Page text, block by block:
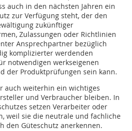
auch in den nächsten Jahren ein
zur Verfügung steht, der den
zukünftiger
Zulassungen oder Richtlinien
Ansprechpartner bezüglich
komplizierter werdenden
notwendigen werkseigenen
der Produktprüfungen sein kann.
auch weiterhin ein wichtiges
und Verbraucher bleiben. In
setzen Verarbeiter oder
weil sie die neutrale und fachliche
den Güteschutz anerkennen.